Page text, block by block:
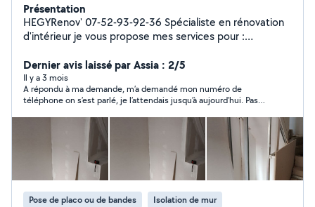
Présentation
HEGYRenov' 07-52-93-92-36 Spécialiste en rénovation
d'intérieur je vous propose mes services pour :
et grosse demolition Menuiserie intérieure/ext (porte,
fenetre, veranda, cuisine etcetc...) Placo - isolation -
peinture Carrelage Petit bricolage Toiture Snap :
hegyrenov
Dernier avis laissé par Assia : 2/5
Il y a 3 mois
A répondu à ma demande, m’a demandé mon numéro de
téléphone on s’est parlé, je l’attendais jusqu’à aujourd’hui. Pas
personne qui sont respectueuses et honnête
Pose de placo ou de bandes Isolation de mur